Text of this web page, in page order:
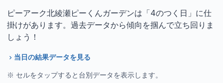
ピーアーク北綾瀬ピーくんガーデンは「4のつく日」に仕
掛けがあります。過去データから傾向を掴んで立ち回りま
しょう！
当日の結果データを見る
※ セルをタップすると台別データを表示します。